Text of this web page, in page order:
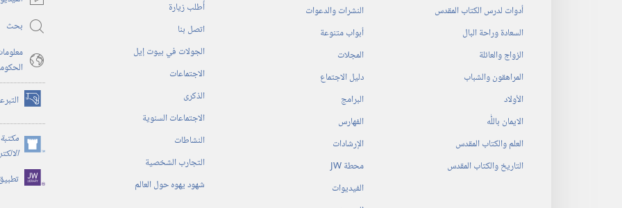
أدوات لدرس الكتاب المقدس
السعادة وراحة البال
الزواج والعائلة
المراهقون والشباب
الأولاد
الايمان باللّٰه
العلم والكتاب المقدس
التاريخ والكتاب المقدس
النشرات والدعوات
أبواب متنوعة
المجلات
دليل الاجتماع
البرامج
الفهارس
الإرشادات
محطة‏ ‏JW
الفيديوات
أُطلب زيارة
اتصل بنا
الجولات في بيوت إيل
الاجتماعات
الذكرى
الاجتماعات السنوية
النشاطات
التجارب الشخصية
شهود يهوه حول العالم
بحث
(يفتح
نافذة
جديدة)
(يفتح
نافذة
جديدة)